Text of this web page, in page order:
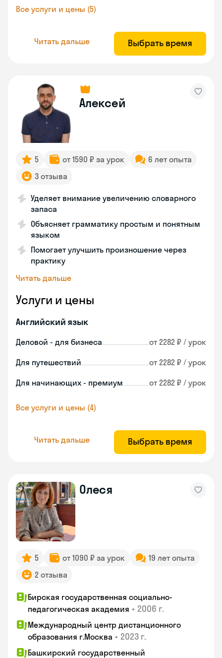
Все услуги и цены (5)
Читать дальше Выбрать время
Алексей
5 от 1590 ₽ за урок
6 лет опыта
3 отзыва
Уделяет внимание увеличению словарного
запаса
Объясняет грамматику простым и понятным
языком
Помогает улучшить произношение через
практику
Читать дальше
Услуги и цены
Английский язык
Деловой - для бизнеса от 2282 ₽ / урок
Для путешествий от 2282 ₽ / урок
Для начинающих - премиум от 2282 ₽ / урок
Все услуги и цены (4)
Читать дальше Выбрать время
Олеся
5 от 1090 ₽ за урок
19 лет опыта
2 отзыва
Бирская государственная социально-
педагогическая академия • 2006 г.
Международный центр дистанционного
образования г.Москва • 2023 г.
Башкирский государственный